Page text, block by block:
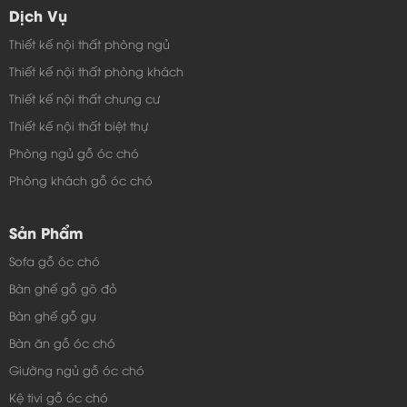
Dịch Vụ
Thiết kế nội thất phòng ngủ
Thiết kế nội thất phòng khách
Thiết kế nội thất chung cư
Thiết kế nội thất biệt thự
Phòng ngủ gỗ óc chó
Phòng khách gỗ óc chó
Sản Phẩm
Sofa gỗ óc chó
Bàn ghế gỗ gõ đỏ
Bàn ghế gỗ gụ
Bàn ăn gỗ óc chó
Giường ngủ gỗ óc chó
Kệ tivi gỗ óc chó